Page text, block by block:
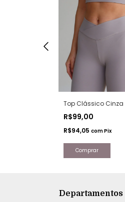
Top Clássico Cinza
R$99,00
R$94,05 comPix
Comprar
Departamentos